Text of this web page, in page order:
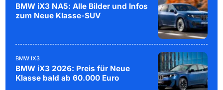
BMW iX3 NA5: Alle Bilder und Infos
zum Neue Klasse-SUV
BMW IX3
BMW iX3 2026: Preis für Neue
Klasse bald ab 60.000 Euro